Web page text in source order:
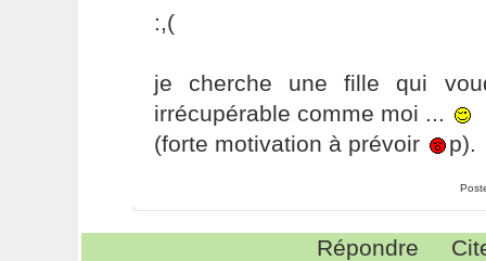
:,(
je cherche une fille qui
irrécupérable comme moi ...
(forte motivation à prévoir
p).
Répondre